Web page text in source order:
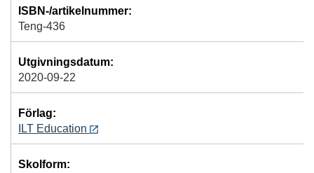
ISBN-/artikelnummer:
Teng-436
Utgivningsdatum:
2020-09-22
Förlag:
ILT Education
Skolform: